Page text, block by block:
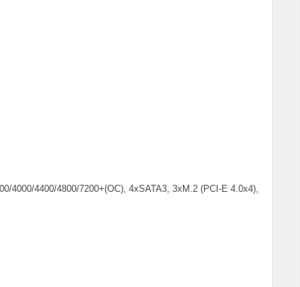
4000/4400/4800/7200+(OC), 4xSATA3, 3xM.2 (PCI-E 4.0x4),